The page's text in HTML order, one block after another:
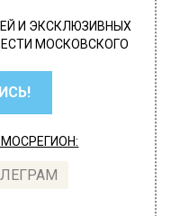
И ЭКСКЛЮЗИВНЫХ
МОСКОВСКОГО